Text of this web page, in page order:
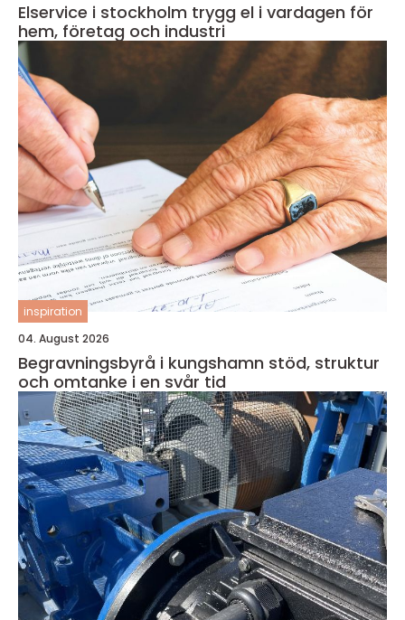
Elservice i stockholm trygg el i vardagen för
hem, företag och industri
inspiration
04. August 2026
Begravningsbyrå i kungshamn stöd, struktur
och omtanke i en svår tid